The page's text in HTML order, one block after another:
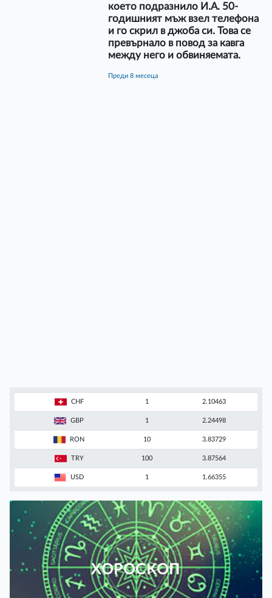
което подразнило И.А. 50-
годишният мъж взел телефона
и го скрил в джоба си. Това се
превърнало в повод за кавга
между него и обвиняемата.
преди 8 месеца
CHF 1 2.10463
GBP 1 2.24498
RON 10 3.83729
TRY 100 3.87564
USD 1 1.66355
ХОРОСКОП